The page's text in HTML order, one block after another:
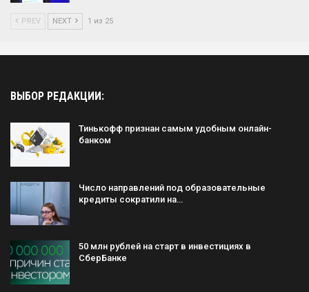
PREV NEXT 1 из 25
ВЫБОР РЕДАКЦИИ:
Тинькофф признан самым удобным онлайн-
банком
Число направлений под образовательные
кредиты сократили на…
50 млн рублей на старт в инвестициях в
СберБанке